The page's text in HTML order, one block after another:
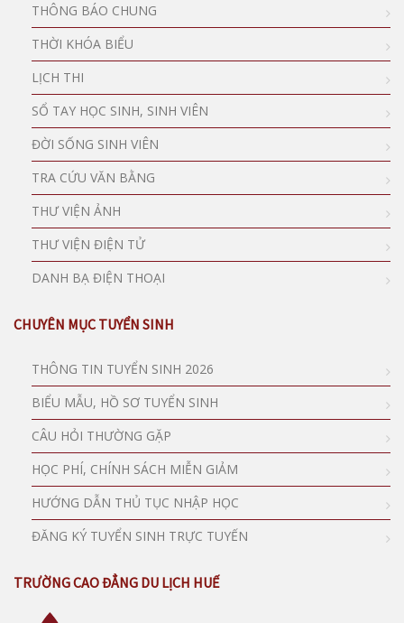
THÔNG BÁO CHUNG
THỜI KHÓA BIỂU
LỊCH THI
SỔ TAY HỌC SINH, SINH VIÊN
ĐỜI SỐNG SINH VIÊN
TRA CỨU VĂN BẰNG
THƯ VIỆN ẢNH
THƯ VIỆN ĐIỆN TỬ
DANH BẠ ĐIỆN THOẠI
CHUYÊN MỤC TUYỂN SINH
THÔNG TIN TUYỂN SINH 2026
BIỂU MẪU, HỒ SƠ TUYỂN SINH
CÂU HỎI THƯỜNG GẶP
HỌC PHÍ, CHÍNH SÁCH MIỄN GIẢM
HƯỚNG DẪN THỦ TỤC NHẬP HỌC
ĐĂNG KÝ TUYỂN SINH TRỰC TUYẾN
TRƯỜNG CAO ĐẲNG DU LỊCH HUẾ